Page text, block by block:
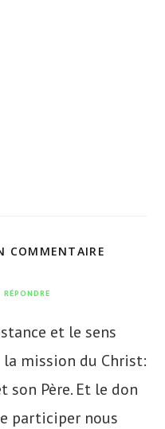
COMMENTAIRE
RÉPONDRE
et le sens
la mission du Christ:
son Père. Et le don
participer nous